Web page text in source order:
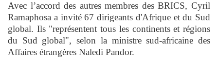
Avec l’accord des autres membres des BRICS, Cyril
Ramaphosa a invité 67 dirigeants d'Afrique et du Sud
global. Ils "représentent tous les continents et régions
du Sud global", selon la ministre sud-africaine des
Affaires étrangères Naledi Pandor.